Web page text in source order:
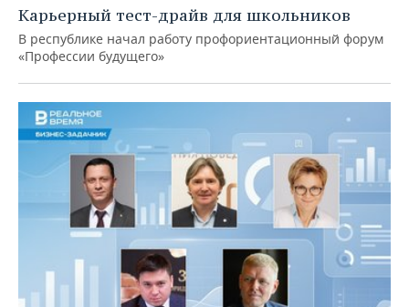
Карьерный тест-драйв для школьников
В республике начал работу профориентационный форум
«Профессии будущего»